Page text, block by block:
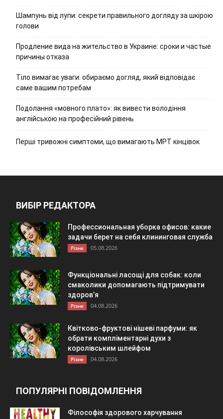
Шампунь від лупи: секрети правильного догляду за шкірою
голови
Продление вида на жительство в Украине: сроки и частые
причины отказа
Тіло вимагає уваги: обираємо догляд, який відповідає
саме вашим потребам
Подолання «мовного плато»: як вивести володіння
англійською на професійний рівень
Перші тривожні симптоми, що вимагають МРТ кінцівок
ВИБІР РЕДАКТОРА
Профессиональная уборка офисов: какие
задачи берет на себя клининговая служба
Різне 05.08.2026
Функціональні ласощі для собак: коли
смаколики допомагають підтримувати
здоров’я
Різне 04.08.2026
Квітково-фруктові нішеві парфуми: як
обрати компліментарні духи з
королівським шлейфом
Різне 04.08.2026
ПОПУЛЯРНІ ПОВІДОМЛЕННЯ
Філософія здорового харчування